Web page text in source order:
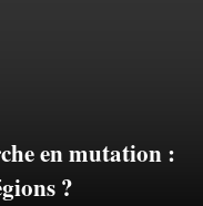
en mutation :
?